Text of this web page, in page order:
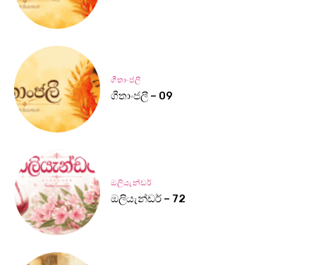
ගීතාංජලී
ගීතාංජලී – 09
ඔලියැන්ඩර්
ඔලියැන්ඩර් – 72